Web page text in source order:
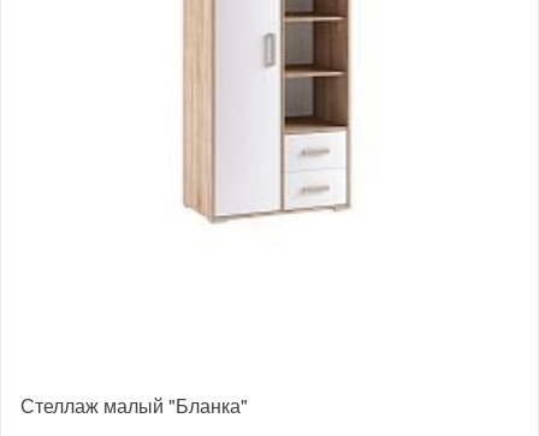
Стеллаж малый "Бланка"